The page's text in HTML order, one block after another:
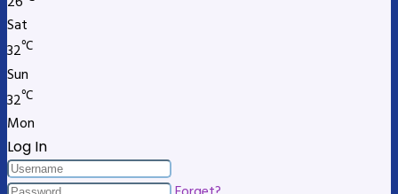
Sat
32℃
Sun
32℃
Mon
Log In